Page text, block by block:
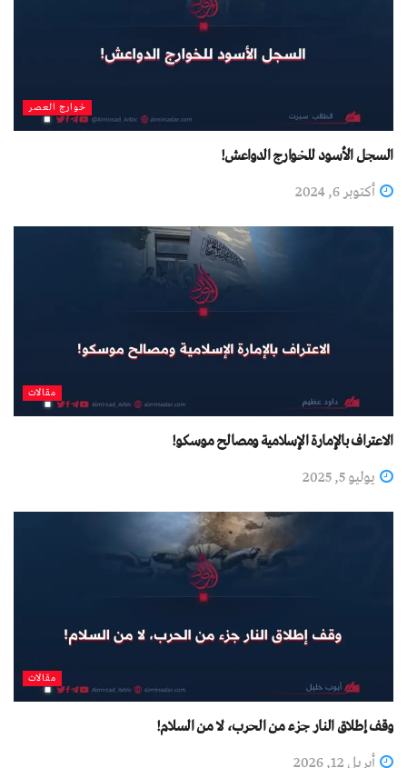
خوارج العصر
السجل الأسود للخوارج الدواعش!
أكتوبر 6, 2024
مقالات
الاعتراف بالإمارة الإسلامیة ومصالح موسکو!
يوليو 5, 2025
مقالات
وقف إطلاق النار جزء من الحرب، لا من السلام!
أبريل 12, 2026